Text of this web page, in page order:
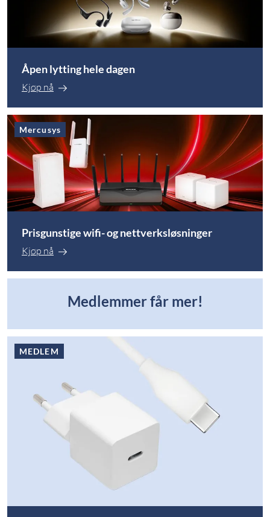
100+ st Nettlager: 20+ st
Åpen lytting hele dagen
Kjøp nå
Mercusys
Prisgunstige wifi- og nettverksløsninger
Kjøp nå
Medlemmer får mer!
MEDLEM